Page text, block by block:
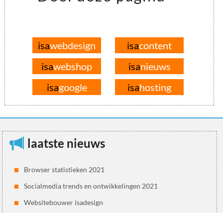
isawebdesign isacontent
isawebshop isanieuws
isagoogle isahosting
laatste nieuws
Browser statistieken 2021
Socialmedia trends en ontwikkelingen 2021
Websitebouwer isadesign